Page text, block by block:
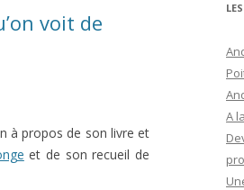
voit de
à propos de son livre et
et de son recueil de
A